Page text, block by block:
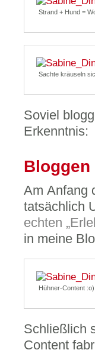
Strand + Hund =
Sachte kräuseln
Soviel
Erkenntnis:
Bloggen
Am Anfang
tatsächlich
echten
in meine
Hühner-Content :o)
Schließlich
Content